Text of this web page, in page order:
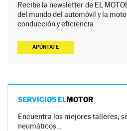
Recibe la newsletter de EL
del mundo del automóvil y la
conducción y eficiencia.
APÚNTATE
SERVICIOS ELMOTOR
Encuentra los mejores talleres,
neumáticos…